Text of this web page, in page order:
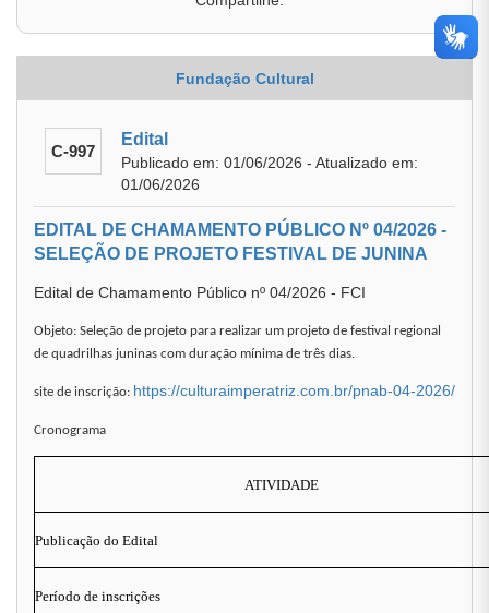
Fundação Cultural
C-997
Edital
Publicado em: 01/06/2026 - Atualizado em:
01/06/2026
EDITAL DE CHAMAMENTO PÚBLICO Nº 04/2026 -
SELEÇÃO DE PROJETO FESTIVAL DE JUNINA
Edital de Chamamento Público nº 04/2026 - FCI
Objeto: Seleção de projeto para realizar um projeto de festival regional
de quadrilhas juninas com duração mínima de três dias.
site de inscrição: https://culturaimperatriz.com.br/pnab-04-2026/
Cronograma
ATIVIDADE
Publicação do Edital
Período de inscrições